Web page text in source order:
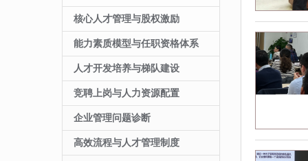
核心人才管理与股权激励
能力素质模型与任职资格体系
人才开发培养与梯队建设
竞聘上岗与人力资源配置
企业管理问题诊断
高效流程与人才管理制度